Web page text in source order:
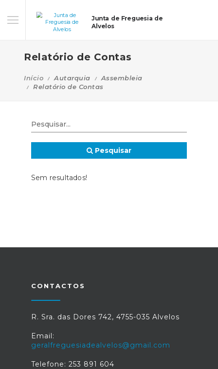
Junta de Freguesia de
Alvelos
Relatório de Contas
Início Autarquia
Assembleia
Relatório de Contas
Pesquisar
Sem resultados!
CONTACTOS
R. Sra. das Dores 742, 4755-035 Alvelos
Email:
geralfreguesiadealvelos@gmail.com
Telefone: 253 891 604